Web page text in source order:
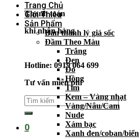
Thanh toán
khi nhận hàng
Hotline: 0919 064 699
Tư vấn miễn phí
0
Trang Chủ
Giới Thiệu
Sản Phẩm
Bán thanh lý giá sốc
Đầm Theo Màu
Trắng
Đen
Đỏ
Hồng
Tím
Kem – Vàng nhạt
Vàng/Nâu/Cam
Nude
Xám bạc
Xanh đen/coban/biển